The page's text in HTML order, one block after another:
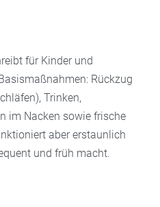
für Kinder und
Rückzug
Trinken,
im Nacken sowie frische
aber erstaunlich
und früh macht.